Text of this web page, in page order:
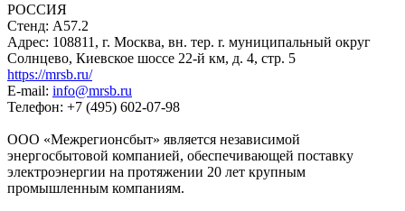
РОССИЯ
Стенд: A57.2
Адрес: 108811, г. Москва, вн. тер. r. муниципальный округ
Солнцево, Киевское шоссе 22-й км, д. 4, стр. 5
https://mrsb.ru/
E-mail: info@mrsb.ru
Телефон: +7 (495) 602-07-98
ООО «Межрегионсбыт» является независимой
энергосбытовой компанией, обеспечивающей поставку
электроэнергии на протяжении 20 лет крупным
промышленным компаниям.